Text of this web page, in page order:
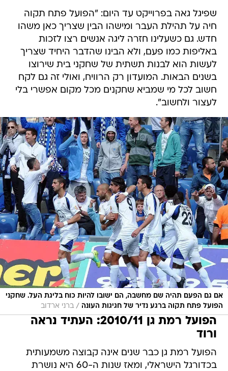
שפיגל גאה בפרוייקט עד היום: "הפועל פתח תקוה
חיה על תהילת העבר ומישהו הבין שצריך כאן משהו
חדש. גם כשעלינו חזרה ליגה אנשים רצו לזכות
באליפות כמו פעם, ולא הבינו שהדבר היחיד שצריך
לעשות הוא לבנות תשתית של שחקני בית שירוצו
בשנים הבאות. המועדון רק הרוויח, ואולי זה גם לקח
חשוב לכל מי שמביא שחקנים מכל מקום אפשרי בלי
לעצור ולחשוב".
אם גם הפעם תהיה שם מחשבה, הם ישובו להיות כוח בליגת העל. שחקני
הפועל פתח תקוה ברגע נדיר של חגיגות העונה / ברני ארדוב
הפועל רמת גן 2010/11: העתיד נראה
ורוד
הפועל רמת גן כבר שנים אינה קבוצה משמעותית
בכדורגל הישראלי, ומאז שנות ה-60 היא נושרת